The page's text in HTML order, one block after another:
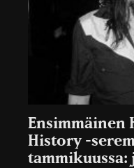
Ensimmäinen
History -